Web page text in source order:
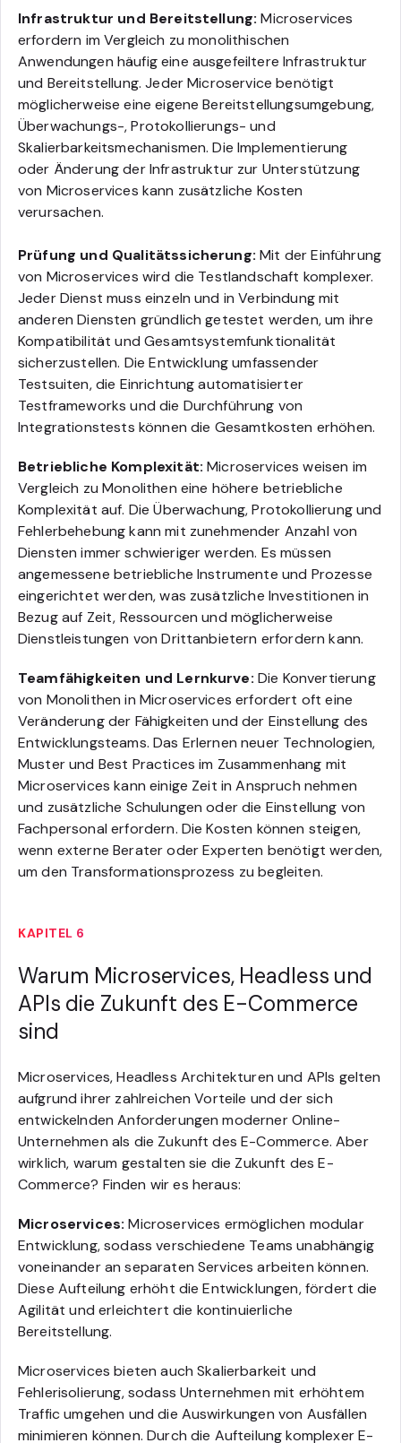
Infrastruktur und Bereitstellung:Microservices
erfordern im Vergleich zu monolithischen
Anwendungen häufig eine ausgefeiltere Infrastruktur
und Bereitstellung. Jeder Microservice benötigt
möglicherweise eine eigene Bereitstellungsumgebung,
Überwachungs-, Protokollierungs- und
Skalierbarkeitsmechanismen. Die Implementierung
oder Änderung der Infrastruktur zur Unterstützung
von Microservices kann zusätzliche Kosten
verursachen.
Prüfung und Qualitätssicherung: Mit der Einführung
von Microservices wird die Testlandschaft komplexer.
Jeder Dienst muss einzeln und in Verbindung mit
anderen Diensten gründlich getestet werden, um ihre
Kompatibilität und Gesamtsystemfunktionalität
sicherzustellen. Die Entwicklung umfassender
Testsuiten, die Einrichtung automatisierter
Testframeworks und die Durchführung von
Integrationstests können die Gesamtkosten erhöhen.
Betriebliche Komplexität: Microservices weisen im
Vergleich zu Monolithen eine höhere betriebliche
Komplexität auf. Die Überwachung, Protokollierung und
Fehlerbehebung kann mit zunehmender Anzahl von
Diensten immer schwieriger werden. Es müssen
angemessene betriebliche Instrumente und Prozesse
eingerichtet werden, was zusätzliche Investitionen in
Bezug auf Zeit, Ressourcen und möglicherweise
Dienstleistungen von Drittanbietern erfordern kann.
Teamfähigkeiten und Lernkurve: Die Konvertierung
von Monolithen in Microservices erfordert oft eine
Veränderung der Fähigkeiten und der Einstellung des
Entwicklungsteams. Das Erlernen neuer Technologien,
Muster und Best Practices im Zusammenhang mit
Microservices kann einige Zeit in Anspruch nehmen
und zusätzliche Schulungen oder die Einstellung von
Fachpersonal erfordern. Die Kosten können steigen,
wenn externe Berater oder Experten benötigt werden,
um den Transformationsprozess zu begleiten.
KAPITEL 6
Warum Microservices, Headless und
APIs die Zukunft des E-Commerce
sind
Microservices, Headless Architekturen und APIs gelten
aufgrund ihrer zahlreichen Vorteile und der sich
entwickelnden Anforderungen moderner Online-
Unternehmen als die Zukunft des E-Commerce. Aber
wirklich, warum gestalten sie die Zukunft des E-
Commerce? Finden wir es heraus:
Microservices: Microservices ermöglichen modular
Entwicklung, sodass verschiedene Teams unabhängig
voneinander an separaten Services arbeiten können.
Diese Aufteilung erhöht die Entwicklungen, fördert die
Agilität und erleichtert die kontinuierliche
Bereitstellung.
Microservices bieten auch Skalierbarkeit und
Fehlerisolierung, sodass Unternehmen mit erhöhtem
Traffic umgehen und die Auswirkungen von Ausfällen
minimieren können. Durch die Aufteilung komplexer E-